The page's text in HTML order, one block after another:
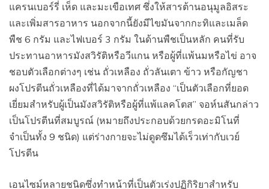
แครนเบอร์รี่ เห็ด และมะเขือเทศ ซึ่งให้สารต้านอนุมูลอิสระ
และเพิ่มสารอาหาร นอกจากนี้ยังมีไขมันจากกะทิและเมล็ด
พืช 6 กรัม และไฟเบอร์ 3 กรัม ในด้านพืชเป็นหลัก คนที่รับ
ประทานอาหารมังสวิรัติหรือวีแกน หรือผู้ที่แพ้นมหรือไข่ อาจ
ชอบตัวเลือกต่างๆ เช่น ถั่วเหลือง ถั่วลันเตา ข้าว หรือกัญชา
ผงโปรตีนถั่วเหลืองที่ได้มาจากถั่วเหลือง “เป็นตัวเลือกที่ยอด
เยี่ยมสำหรับผู้เป็นมังสวิรัติหรือผู้ที่แพ้แลคโตส” จอห์นสันกล่าว
เป็นโปรตีนที่สมบูรณ์ (หมายถึงประกอบด้วยกรดอะมิโนที่
จำเป็นทั้ง 9 ชนิด) แต่ร่างกายจะไม่ดูดซึมได้เร็วเท่ากับเวย์
โปรตีน
เอนไซม์หลายชนิดซึ่งทำหน้าที่เป็นตัวเร่งปฏิกิริยาสำหรับ